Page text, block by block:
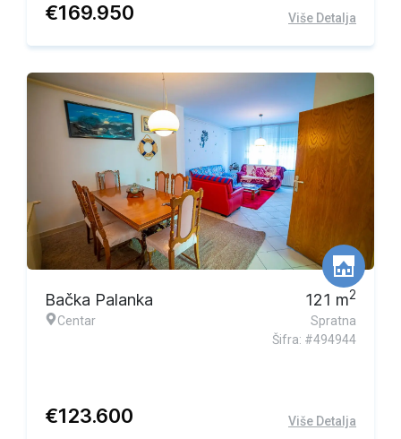
€169.950 Više Detalja
Bačka Palanka
Centar
121 m2
Spratna
Šifra: #494944
€123.600 Više Detalja